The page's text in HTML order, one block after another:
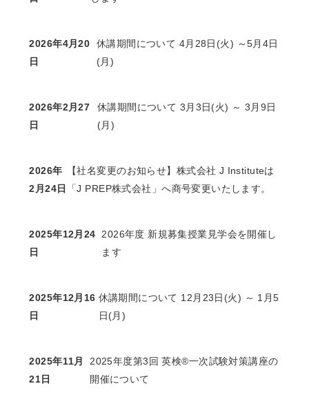
2026年4月20
日
休講期間について 4月28日(火) ～5月4日
(月)
2026年2月27
日
休講期間について 3月3日(火) ～ 3月9日
(月)
2026年
2月24日
【社名変更のお知らせ】株式会社 J Instituteは
「J PREP株式会社」へ商号変更いたします。
2025年12月24
日
2026年度 新規募集授業見学会を開催し
ます
2025年12月16
日
休講期間について 12月23日(火) ～ 1月5
日(月)
2025年11月
21日
2025年度第3回 英検®一次試験対策講座の
開催について